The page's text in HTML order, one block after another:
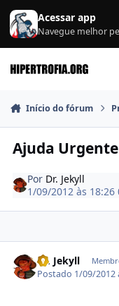
Ir para conteúdo
Acessar app
Navegue melhor
Início do fórum
Ajuda Urgente
Por Dr. Jekyll
1/09/2012 às 18:26
Dr. Jekyll
Postado 1/09/2012